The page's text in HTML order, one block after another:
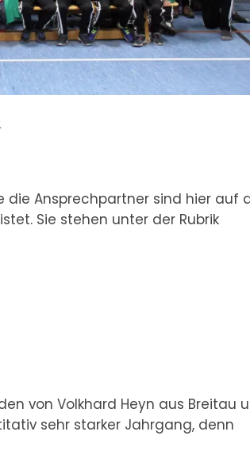
die Ansprechpartner sind hier auf
Sie stehen unter der Rubrik
von Volkhard Heyn aus Breitau
sehr starker Jahrgang, denn